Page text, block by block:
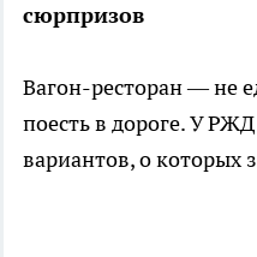
сюрпризов
Вагон-ресторан — не
поесть в дороге. У РЖД
вариантов, о которых